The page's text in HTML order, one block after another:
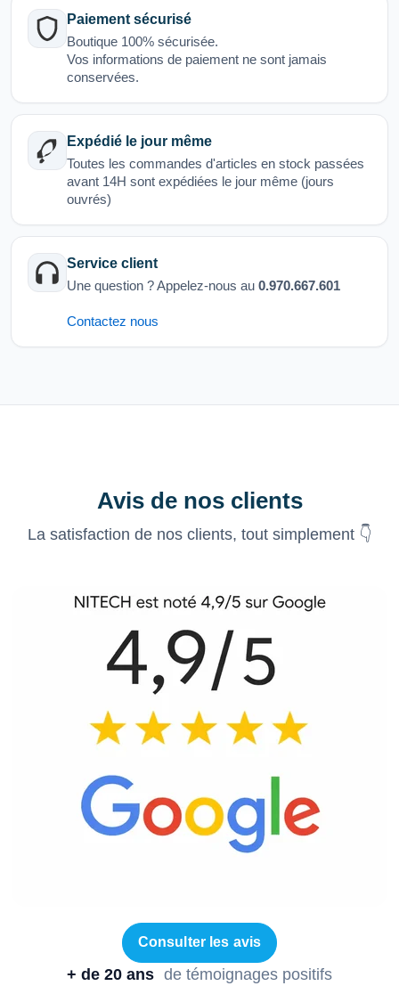
Paiement sécurisé
Boutique 100% sécurisée.
Vos informations de paiement ne sont jamais
conservées.
Expédié le jour même
Toutes les commandes d'articles en stock passées
avant 14H sont expédiées le jour même (jours
ouvrés)
Service client
Une question ? Appelez-nous au 0.970.667.601
Contactez nous
Avis de nos clients
La satisfaction de nos clients, tout simplement 👇
Consulter les avis
+ de 20 ans de témoignages positifs